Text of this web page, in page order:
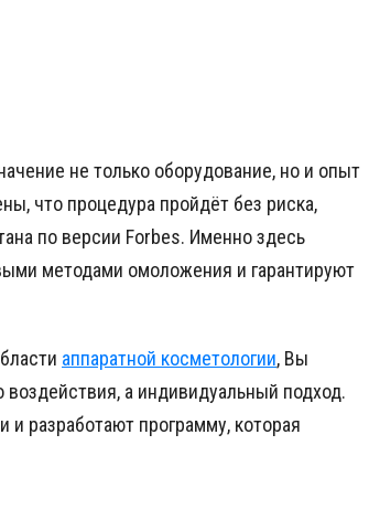
не только оборудование, но и опыт
что процедура пройдёт без риска,
по версии Forbes. Именно здесь
методами омоложения и гарантируют
аппаратной косметологии, Вы
воздействия, а индивидуальный подход.
разработают программу, которая